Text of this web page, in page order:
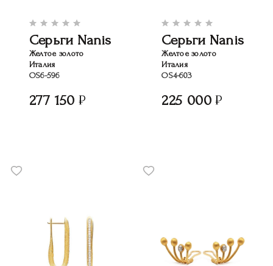
Серьги Nanis
Желтое золото
Италия
OS6-596
277 150
Серьги Nanis
Желтое золото
Италия
OS4-603
225 000